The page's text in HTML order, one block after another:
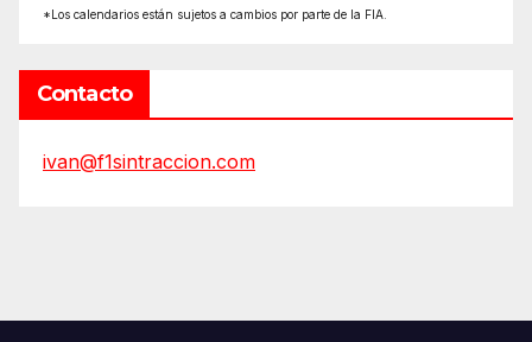
*Los calendarios están sujetos a cambios por parte de la FIA.
Contacto
ivan@f1sintraccion.com